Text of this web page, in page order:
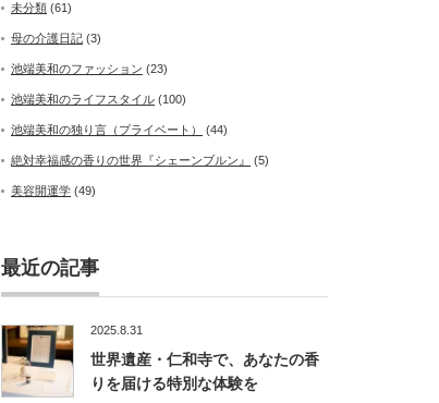
未分類 (61)
母の介護日記 (3)
池端美和のファッション (23)
池端美和のライフスタイル (100)
池端美和の独り言（プライベート） (44)
絶対幸福感の香りの世界『シェーンブルン』 (5)
美容開運学 (49)
最近の記事
2025.8.31
世界遺産・仁和寺で、あなたの香
りを届ける特別な体験を